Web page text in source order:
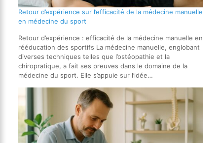
Retour d’expérience sur l’efficacité de la médecine manuelle
en médecine du sport
Retour d’expérience : efficacité de la médecine manuelle en
rééducation des sportifs La médecine manuelle, englobant
diverses techniques telles que l’ostéopathie et la
chiropratique, a fait ses preuves dans le domaine de la
médecine du sport. Elle s’appuie sur l’idée…